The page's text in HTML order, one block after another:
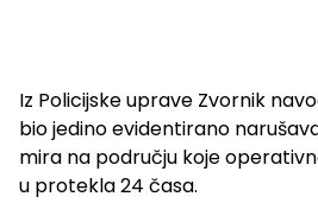
Iz Policijske uprave Zvornik
bio jedino evidentirano
mira na području koje
u protekla 24 časa.